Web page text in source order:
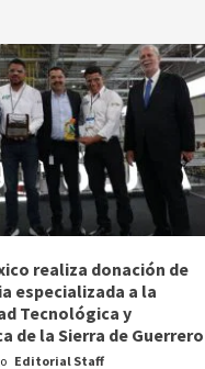
realiza donación de
especializada a la
Tecnológica y
de la Sierra de Guerrero
Editorial Staff